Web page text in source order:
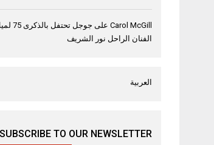
Carol McGill على
جوجل تحتفل
الفنان الراحل نور الشريف
العربية
SUBSCRIBE TO OUR NEWSLETTER